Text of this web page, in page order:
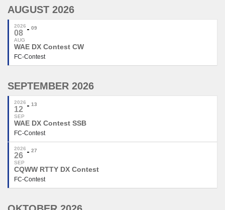
AUGUST 2026
2026
08
AUG
09
WAE DX Contest CW
FC-Contest
SEPTEMBER 2026
2026
12
SEP
13
WAE DX Contest SSB
FC-Contest
2026
26
SEP
27
CQWW RTTY DX Contest
FC-Contest